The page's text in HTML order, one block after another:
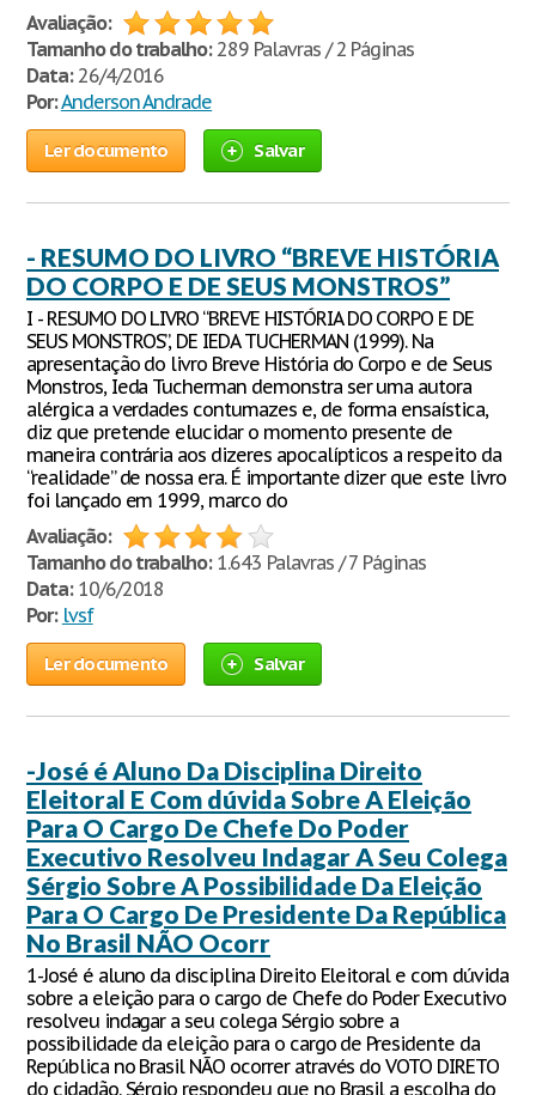
Avaliação:
Tamanho do trabalho:289 Palavras / 2 Páginas
Data:26/4/2016
Por:Anderson Andrade
Ler documento Salvar
- RESUMO DO LIVRO “BREVE HISTÓRIA
DO CORPO E DE SEUS MONSTROS”
I - RESUMO DO LIVRO “BREVE HISTÓRIA DO CORPO E DE
SEUS MONSTROS”, DE IEDA TUCHERMAN (1999). Na
apresentação do livro Breve História do Corpo e de Seus
Monstros, Ieda Tucherman demonstra ser uma autora
alérgica a verdades contumazes e, de forma ensaística,
diz que pretende elucidar o momento presente de
maneira contrária aos dizeres apocalípticos a respeito da
“realidade” de nossa era. É importante dizer que este livro
foi lançado em 1999, marco do
Avaliação:
Tamanho do trabalho:1.643 Palavras / 7 Páginas
Data:10/6/2018
Por: lvsf
Ler documento Salvar
-José é Aluno Da Disciplina Direito
Eleitoral E Com dúvida Sobre A Eleição
Para O Cargo De Chefe Do Poder
Executivo Resolveu Indagar A Seu Colega
Sérgio Sobre A Possibilidade Da Eleição
Para O Cargo De Presidente Da República
No Brasil NÃO Ocorr
1-José é aluno da disciplina Direito Eleitoral e com dúvida
sobre a eleição para o cargo de Chefe do Poder Executivo
resolveu indagar a seu colega Sérgio sobre a
possibilidade da eleição para o cargo de Presidente da
República no Brasil NÃO ocorrer através do VOTO DIRETO
do cidadão. Sérgio respondeu que no Brasil a escolha do